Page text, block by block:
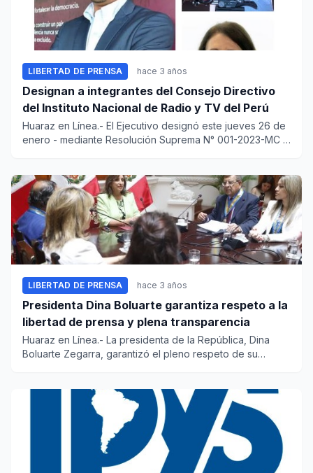
LIBERTAD DE PRENSA hace 3 años
Designan a integrantes del Consejo Directivo
del Instituto Nacional de Radio y TV del Perú
Huaraz en Línea.- El Ejecutivo designó este jueves 26 de
enero - mediante Resolución Suprema N° 001-2023-MC -
LIBERTAD DE PRENSA hace 3 años
Presidenta Dina Boluarte garantiza respeto a la
libertad de prensa y plena transparencia
Huaraz en Línea.- La presidenta de la República, Dina
Boluarte Zegarra, garantizó el pleno respeto de su